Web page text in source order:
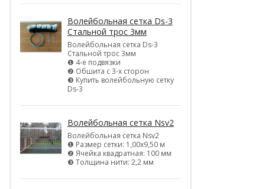
Волейбольная сетка Ds-3
Стальной трос 3мм
Волейбольная сетка Ds-3
Стальной трос 3мм
❶ 4-е подвязки
❷ Обшита с 3-х сторон
❸ Купить волейбольную сетку
Ds-3
Волейбольная сетка Nsv2
Волейбольная сетка Nsv2
❶ Размер сетки: 1,00х9,50 м
❷ Ячейка квадратная: 100 мм
❸ Толщина нити: 2,2 мм